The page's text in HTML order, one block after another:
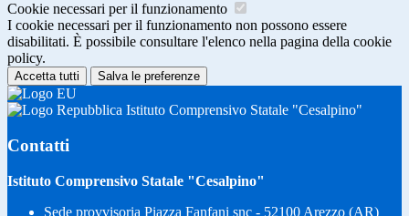
Cookie necessari per il funzionamento
I cookie necessari per il funzionamento non possono essere
disabilitati. È possibile consultare l'elenco nella pagina della cookie
policy.
Accetta tutti Salva le preferenze
Istituto Comprensivo Statale "Cesalpino"
Contatti
Istituto Comprensivo Statale "Cesalpino"
Sede provvisoria Piazza Fanfani snc - 52100 Arezzo (AR)